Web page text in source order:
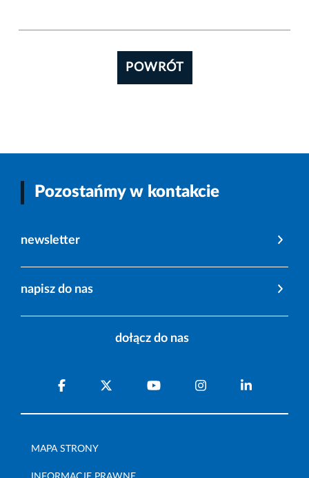
POWRÓT
Pozostańmy w kontakcie
newsletter
napisz do nas
dołącz do nas
MAPA STRONY